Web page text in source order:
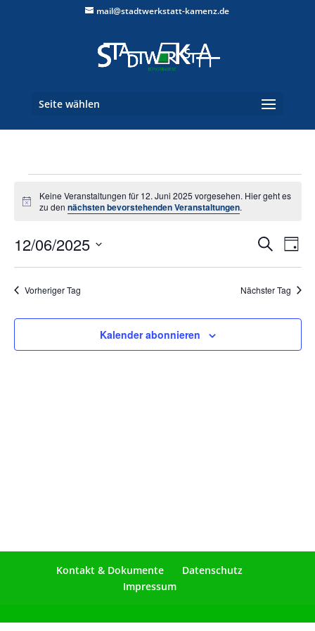
mail@stadtwerkstatt-kamenz.de
Seite wählen
Veranstaltungen
für
Juni
2025
Hinweis
Keine Veranstaltungen für 12. Juni 2025 vorgesehen. Hier geht es
zu den nächsten bevorstehenden Veranstaltungen.
Suche
SucheTag
12/06/2025
Vorheriger Tag Nächster Tag
Kalender abonnieren
Kontakt & Dokumente
Datenschutz
Impressum